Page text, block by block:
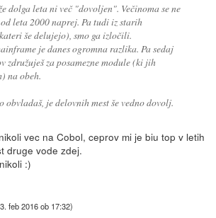
dolga leta ni več "dovoljen". Večinoma se ne
leta 2000 naprej. Pa tudi iz starih
še delujejo), smo ga izločili.
je danes ogromna razlika. Pa sedaj
združuješ za posamezne module (ki jih
na obeh.
obvladaš, je delovnih mest še vedno dovolj.
vec na Cobol, ceprov mi je biu top v letih
druge vode zdej.
:)
feb 2016 ob 17:32)